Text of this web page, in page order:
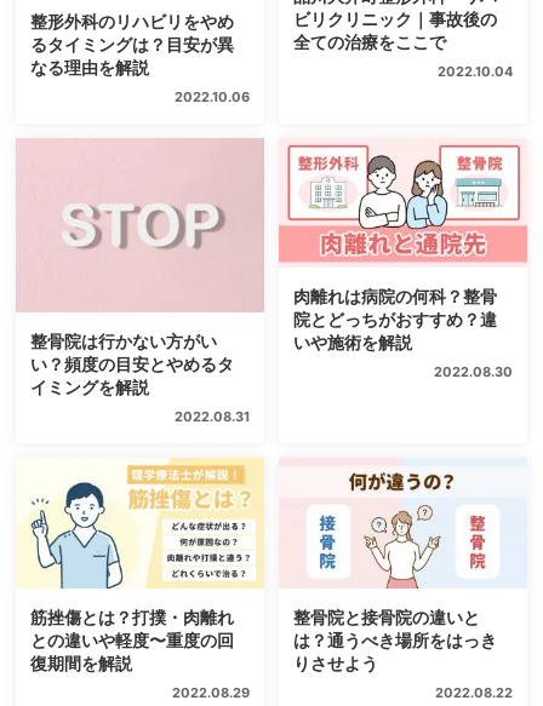
整形外科のリハビリをやめ
るタイミングは？目安が異
なる理由を解説
2022.10.06
ビリクリニック｜事故後の
全ての治療をここで
2022.10.04
整骨院は行かない方がい
い？頻度の目安とやめるタ
イミングを解説
2022.08.31
肉離れは病院の何科？整骨
院とどっちがおすすめ？違
いや施術を解説
2022.08.30
筋挫傷とは？打撲・肉離れ
との違いや軽度〜重度の回
復期間を解説
2022.08.29
整骨院と接骨院の違いと
は？通うべき場所をはっき
りさせよう
2022.08.22